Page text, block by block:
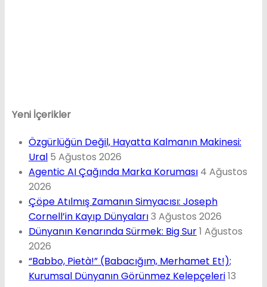
Yeni İçerikler
Özgürlüğün Değil, Hayatta Kalmanın Makinesi:
Ural 5 Ağustos 2026
Agentic AI Çağında Marka Koruması 4 Ağustos
2026
Çöpe Atılmış Zamanın Simyacısı: Joseph
Cornell’in Kayıp Dünyaları3 Ağustos 2026
Dünyanın Kenarında Sürmek: Big Sur1 Ağustos
2026
“Babbo, Pietà!” (Babacığım, Merhamet Et!);
Kurumsal Dünyanın Görünmez Kelepçeleri13